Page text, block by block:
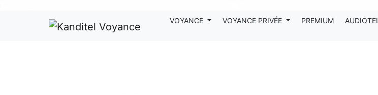
VOYANCE VOYANCE PRIVÉE PREMIUM AUDIOTEL